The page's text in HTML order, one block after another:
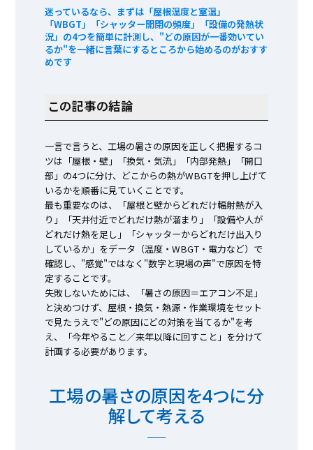
迷っているなら、まずは「屋根温度と室温」
「WBGT」「シャッター開閉の頻度」「設備の発熱状
況」の4つを簡単に計測し、"どの原因が一番効いてい
るか"を一緒に言葉にするところから始めるのがおすす
めです
この記事の結論
一言で言うと、工場の暑さの原因を正しく把握するコ
ツは「屋根・壁」「換気・気流」「内部発熱」「開口
部」の4つに分け、どこからの熱がWBGTを押し上げて
いるかを順番に見ていくことです。
最も重要なのは、「屋根と壁からどれだけ輻射熱が入
り」「天井付近でどれだけ熱が溜まり」「設備や人が
どれだけ熱を足し」「シャッターからどれだけ出入り
しているか」をデータ（温度・WBGT・電力など）で
確認し、"感覚"ではなく"数字と現場の声"で原因を特
定することです。
失敗しないためには、「暑さの原因＝エアコン不足」
と決めつけず、屋根・換気・熱源・作業環境をセット
で見たうえで"どの原因にどの対策を当てるか"を考
え、「今年やること／来年以降に回すこと」を分けて
計画する必要があります。
工場の暑さの原因を4つに分
解して考える